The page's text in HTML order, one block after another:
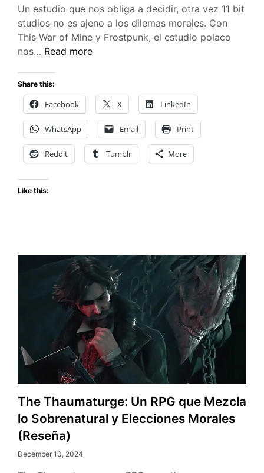
Un estudio que nos obliga a decidir, otra vez 11 bit
studios no es ajeno a los dilemas morales. Con
This War of Mine y Frostpunk, el estudio polaco
nos… The
Cuando
sobrevivir
significa
enfrentarte
a
ti
mismo
Read more
Share this:
Facebook X LinkedIn
WhatsApp Email Print
Reddit Tumblr More
Like this:
The Thaumaturge: Un RPG que Mezcla
lo Sobrenatural y Elecciones Morales
(Reseña)
December 10, 2024